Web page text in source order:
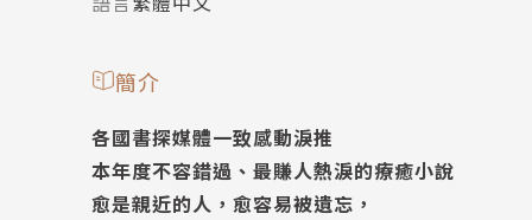
簡介
各國書探媒體一致感動淚推
本年度不容錯過、最賺人熱淚的療癒小說
愈是親近的人，愈容易被遺忘，